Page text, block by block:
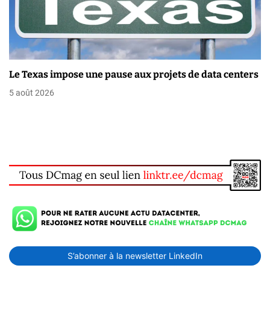
Le Texas impose une pause aux projets de data centers
5 août 2026
S’abonner à la newsletter LinkedIn